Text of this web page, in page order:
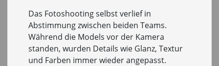
Das Fotoshooting selbst verlief in
Abstimmung zwischen beiden Teams.
Während die Models vor der Kamera
standen, wurden Details wie Glanz, Textur
und Farben immer wieder angepasst.